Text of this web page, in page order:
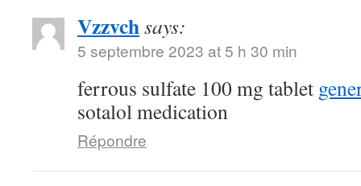
Vzzvchsays:
5 septembre 2023 at 5 h 30 min
ferrous sulfate 100 mg tablet
sotalol medication
Répondre